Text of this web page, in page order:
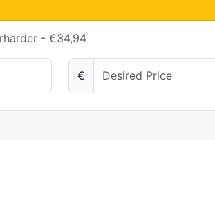
- €34,94
€